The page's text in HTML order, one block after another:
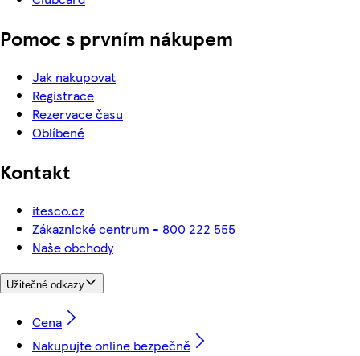
Pomoc s prvním nákupem
Jak nakupovat
Registrace
Rezervace času
Oblíbené
Kontakt
itesco.cz
Zákaznické centrum - 800 222 555
Naše obchody
Užitečné odkazy
Cena
Nakupujte online bezpečně